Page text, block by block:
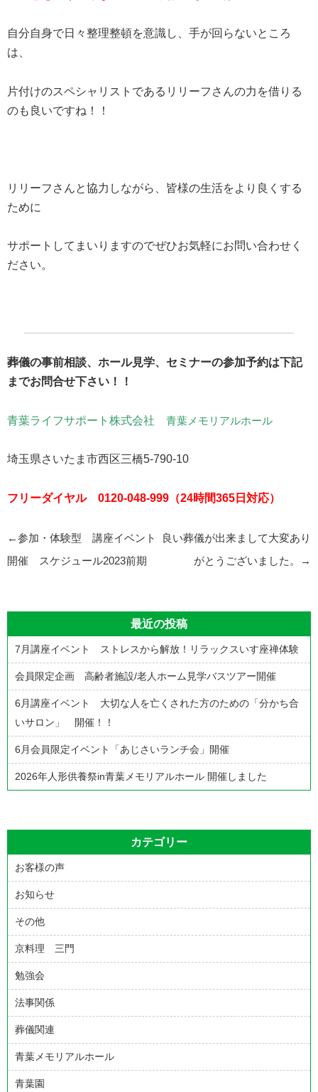
自分自身で日々整理整頓を意識し、手が回らないところ
は、
片付けのスペシャリストであるリリーフさんの力を借りる
のも良いですね！！
リリーフさんと協力しながら、皆様の生活をより良くする
ために
サポートしてまいりますのでぜひお気軽にお問い合わせく
ださい。
葬儀の事前相談、ホール見学、セミナーの参加予約は下記
までお問合せ下さい！！
青葉ライフサポート株式会社 青葉メモリアルホール
埼玉県さいたま市西区三橋5-790-10
フリーダイヤル 0120-048-999（24時間365日対応）
投
稿
ー
シ
ョ
ン
良い葬儀が出来まして大変あり
がとうございました。
→
←参加・体験型 講座イベント
開催 スケジュール2023前期
最近の投稿
7月講座イベント ストレスから解放！リラックスいす座禅体験
会員限定企画 高齢者施設/老人ホーム見学バスツアー開催
6月講座イベント 大切な人を亡くされた方のための「分かち合
いサロン」 開催！！
6月会員限定イベント「あじさいランチ会」開催
2026年人形供養祭in青葉メモリアルホール 開催しました
カテゴリー
お客様の声
お知らせ
その他
京料理 三門
勉強会
法事関係
葬儀関連
青葉メモリアルホール
青葉園